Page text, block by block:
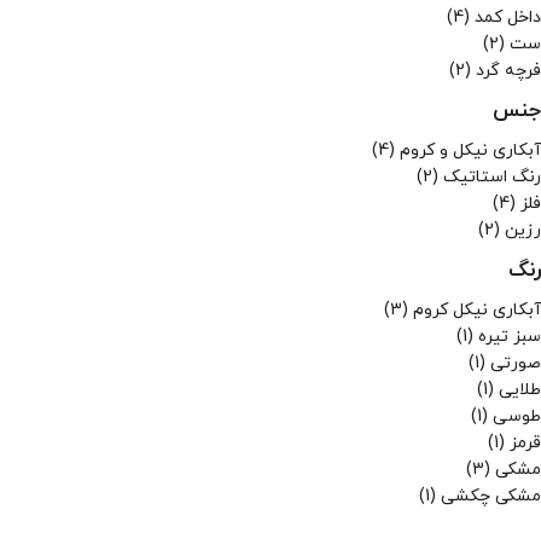
تستا
تلن
ثمین
جگوار
درسان
دکورال
دلنواز
دیاموند
راحیل
زیبا
سام ست
سناتور
سینماز
شفق
شنیا
عروس نوین
کادین
داخل کمد (4)
ست (2)
فرچه گرد (2)
جنس
آبکاری نیکل و کروم (4)
رنگ استاتیک (2)
فلز (4)
رزین (2)
رنگ
آبکاری نیکل کروم (3)
سبز تیره (1)
صورتی (1)
طلایی (1)
طوسی (1)
قرمز (1)
مشکی (3)
مشکی چکشی (1)